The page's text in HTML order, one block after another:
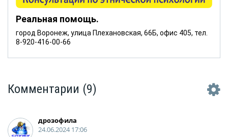
Реальная помощь.
город Воронеж, улица Плехановская, 66Б, офис 405, тел.
8-920-416-00-66
Комментарии (9)
дрозофила
24.06.2024 17:06